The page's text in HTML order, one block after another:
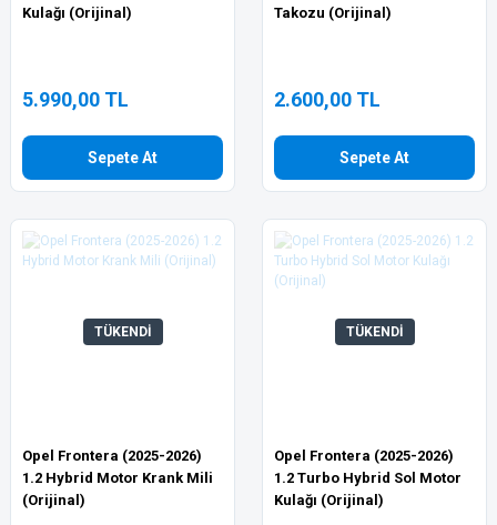
Kulağı (Orijinal)
5.990,00 TL
Sepete At
Takozu (Orijinal)
2.600,00 TL
Sepete At
TÜKENDİ
Opel Frontera (2025-2026)
1.2 Hybrid Motor Krank Mili
(Orijinal)
TÜKENDİ
Opel Frontera (2025-2026)
1.2 Turbo Hybrid Sol Motor
Kulağı (Orijinal)